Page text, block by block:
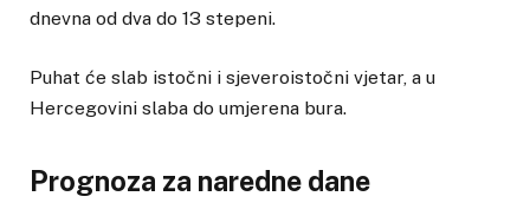
dnevna od dva do 13 stepeni.
Puhat će slab istočni i sjeveroistočni vjetar, a u
Hercegovini slaba do umjerena bura.
Prognoza za naredne dane